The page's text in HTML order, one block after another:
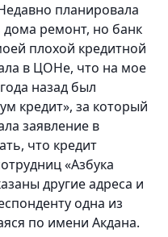
планировала
дома ремонт, но банк
плохой кредитной
в ЦОНе, что на мое
назад был
кредит», за который
заявление в
что кредит
«Азбука
другие адреса и
одна из
по имени Акдана.